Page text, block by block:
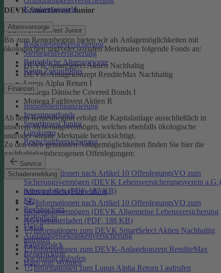
Krankentagegeld
Altersvorsorge
Risikolebensversicherung
Sterbegeldversicherung
Betriebliche Altersvorsorge
Rente ZukunftPlus
Finanzen
Immobilienfinanzierung
Investmentfonds
SmartInvest Junior
Girokonto
Restschuldversicherung
Service
Schadenmeldung
Alles zur Schadenmeldung
Kfz
Rechtsschutz
Haftpflicht
Unfall
Auslandsreisekrankenversicherung
Reisegepäck
Reiserücktritt
Haus und Wohnen
DEVK-SmartInvest Junior
DEVK-SmartInvest Junior
Bis zum Rentenbeginn bieten wir als Anlagemöglichkeiten mit
ökologischen und/oder sozialen Merkmalen folgende Fonds an:
DEVK SmartSelect Aktien Nachhaltig
DEVK-Anlagekonzept RenditeMax Nachhaltig
Lupus Alpha Return I
Monega Dänische Covered Bonds I
Monega FairInvest Aktien R
Ab dem Rentenbeginn erfolgt die Kapitalanlage ausschließlich in
unserem Sicherungsvermögen, welches ebenfalls ökologische
und/oder soziale Merkmale berücksichtigt.
Zu den oben genannten Anlagemöglichkeiten finden Sie hier die
nachhaltigkeitsbezogenen Offenlegungen:
Informationen nach Artikel 10 OffenlegungsVO zum
Sicherungsvermögen (DEVK Lebensversicherungsverein a.G.)
herunterladen (PDF, 187 KB)
Informationen nach Artikel 10 OffenlegungsVO zum
Sicherungsvermögen (DEVK Allgemeine Lebensversicherung
AG) herunterladen (PDF, 188 KB)
Informationen zum DEVK SmartSelect Aktien Nachhaltig
aufrufen
Informationen zum DEVK-Anlagekonzept RenditeMax
Nachhaltig aufrufen
Informationen zum Lupus Alpha Return I aufrufen